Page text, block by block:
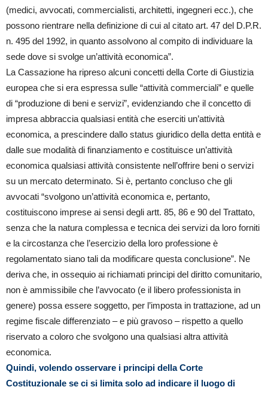
(medici, avvocati, commercialisti, architetti, ingegneri ecc.), che
possono rientrare nella definizione di cui al citato art. 47 del D.P.R.
n. 495 del 1992, in quanto assolvono al compito di individuare la
sede dove si svolge un’attività economica”.
La Cassazione ha ripreso alcuni concetti della Corte di Giustizia
europea che si era espressa sulle “attività commerciali” e quelle
di “produzione di beni e servizi”, evidenziando che il concetto di
impresa abbraccia qualsiasi entità che eserciti un’attività
economica, a prescindere dallo status giuridico della detta entità e
dalle sue modalità di finanziamento e costituisce un’attività
economica qualsiasi attività consistente nell’offrire beni o servizi
su un mercato determinato. Si è, pertanto concluso che gli
avvocati “svolgono un’attività economica e, pertanto,
costituiscono imprese ai sensi degli artt. 85, 86 e 90 del Trattato,
senza che la natura complessa e tecnica dei servizi da loro forniti
e la circostanza che l’esercizio della loro professione è
regolamentato siano tali da modificare questa conclusione”. Ne
deriva che, in ossequio ai richiamati principi del diritto comunitario,
non è ammissibile che l’avvocato (e il libero professionista in
genere) possa essere soggetto, per l’imposta in trattazione, ad un
regime fiscale differenziato – e più gravoso – rispetto a quello
riservato a coloro che svolgono una qualsiasi altra attività
economica.
Quindi, volendo osservare i principi della Corte
Costituzionale se ci si limita solo ad indicare il luogo di